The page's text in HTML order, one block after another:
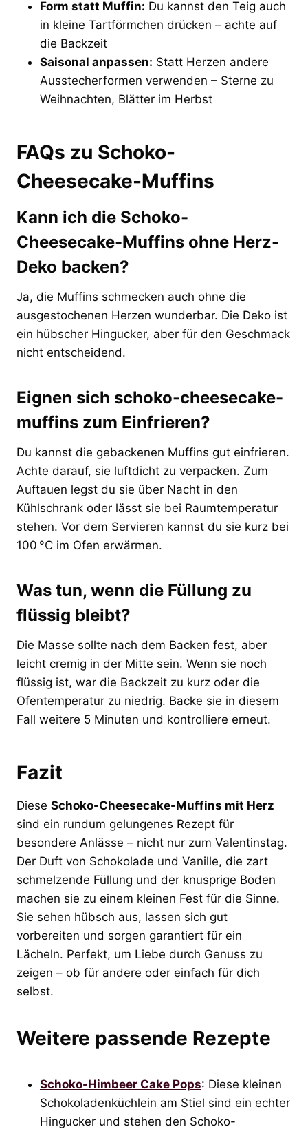
Form statt Muffin: Du kannst den Teig auch
in kleine Tartförmchen drücken – achte auf
die Backzeit
Saisonal anpassen: Statt Herzen andere
Ausstecherformen verwenden – Sterne zu
Weihnachten, Blätter im Herbst
FAQs zu Schoko-
Cheesecake-Muffins
Kann ich die Schoko-
Cheesecake-Muffins ohne Herz-
Deko backen?
Ja, die Muffins schmecken auch ohne die
ausgestochenen Herzen wunderbar. Die Deko ist
ein hübscher Hingucker, aber für den Geschmack
nicht entscheidend.
Eignen sich schoko-cheesecake-
muffins zum Einfrieren?
Du kannst die gebackenen Muffins gut einfrieren.
Achte darauf, sie luftdicht zu verpacken. Zum
Auftauen legst du sie über Nacht in den
Kühlschrank oder lässt sie bei Raumtemperatur
stehen. Vor dem Servieren kannst du sie kurz bei
100 °C im Ofen erwärmen.
Was tun, wenn die Füllung zu
flüssig bleibt?
Die Masse sollte nach dem Backen fest, aber
leicht cremig in der Mitte sein. Wenn sie noch
flüssig ist, war die Backzeit zu kurz oder die
Ofentemperatur zu niedrig. Backe sie in diesem
Fall weitere 5 Minuten und kontrolliere erneut.
Fazit
Diese Schoko-Cheesecake-Muffins mit Herz
sind ein rundum gelungenes Rezept für
besondere Anlässe – nicht nur zum Valentinstag.
Der Duft von Schokolade und Vanille, die zart
schmelzende Füllung und der knusprige Boden
machen sie zu einem kleinen Fest für die Sinne.
Sie sehen hübsch aus, lassen sich gut
vorbereiten und sorgen garantiert für ein
Lächeln. Perfekt, um Liebe durch Genuss zu
zeigen – ob für andere oder einfach für dich
selbst.
Weitere passende Rezepte
Schoko-Himbeer Cake Pops: Diese kleinen
Schokoladenküchlein am Stiel sind ein echter
Hingucker und stehen den Schoko-